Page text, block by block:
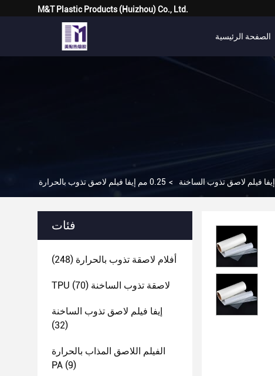
M&T Plastic Products (Huizhou) Co., Ltd.
الصفحة الرئيسية
إيفا فيلم لاصق تذوب الساخنة >
فئات
أفلام لاصقة تذوب بالحرارة (248)
TPU لاصقة تذوب الساخنة (70)
إيفا فيلم لاصق تذوب الساخنة
(32)
الفيلم اللاصق المذاب بالحرارة
PA (9)